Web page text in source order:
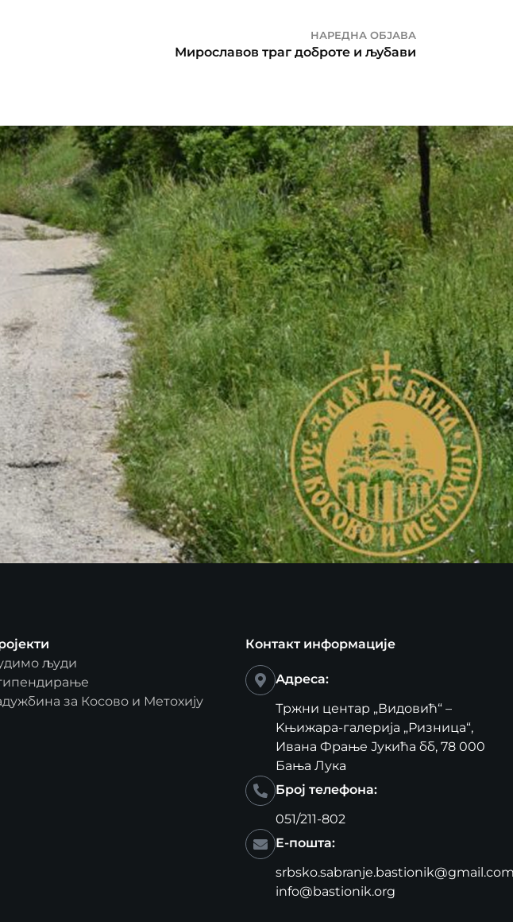
НАРЕДНА ОБЈАВА
Мирославов траг доброте и љубави
људи
за Косово и Метохију
Контакт информације
Адреса:
Тржни центар „Видовић“ –
Kњижара-галерија „Ризница“,
Ивана Фрање Јукића бб, 78 000
Бања Лука
Број телефона:
051/211-802
Е-пошта:
info@bastionik.org